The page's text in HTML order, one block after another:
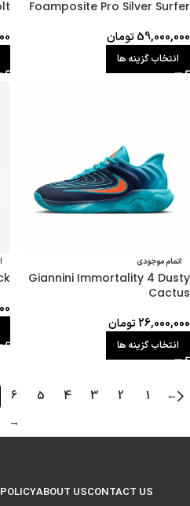
Foamposite Pro Silver Surfer
59,000,000تومان
انتخاب گزینه ها
اتمام موجودی
Giannini Immortality 4 Dusty
Cactus
26,000,000تومان
انتخاب گزینه ها
←
1
2
3
4
5
6
→
CONTACT US
ABOUT US